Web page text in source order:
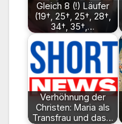
Gleich 8 (!) Läufer
(19†, 25†, 25†, 28†,
34†, 35†,…
Verhöhnung der
Christen: Maria als
Transfrau und das…